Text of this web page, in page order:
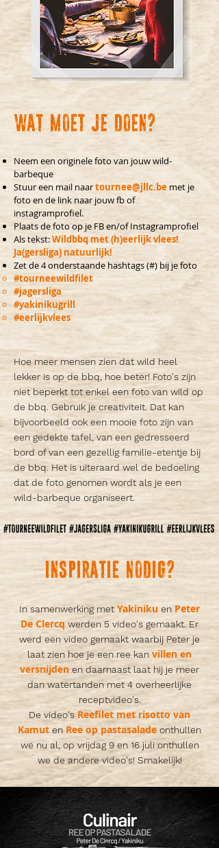
WAT MOET JE DOEN?
Neem een originele foto van jouw wild-
barbeque
Stuur een mail naartournee@jllc.be met je
foto en de link naar jouw fb of
instagramprofiel.
Plaats de foto op je FB en/of Instagramprofiel
Als tekst:Wildbbq met (h)eerlijk vlees!
Ja(gersliga) natuurlijk!
Zet de 4 onderstaande hashtags (#) bij je foto
#tourneewildfilet​
#jagersliga
#yakinikugrill
#eerlijkvlees
Hoe meer mensen zien dat wild heel
lekker is op de bbq, hoe beter! Foto's zijn
niet beperkt tot enkel een foto van wild op
de bbq. Gebruik je creativiteit. Dat kan
bijvoorbeeld ook een mooie foto zijn van
een gedekte tafel, van een gedresseerd
bord of van een gezellig familie-etentje bij
de bbq. Het is uiteraard wel de bedoeling
dat de foto genomen wordt als je een
wild-barbeque organiseert.
INSPIRATIE NODIG?
In samenwerking met Yakiniku en Peter
De Clercq werden 5 video's gemaakt. Er
werd een video gemaakt waarbij Peter je
laat zien hoe je een ree kan villen en
versnijdenen daarnaast laat hij je meer
dan watertanden met 4 overheerlijke
receptvideo's.
De video's Reefilet met risotto van
Kamut en Ree op pastasalade onthullen
we nu al, op vrijdag 9 en 16 juli onthullen
we de andere video's! Smakelijk!